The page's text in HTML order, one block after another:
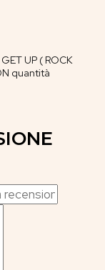
UP ( ROCK
quantità